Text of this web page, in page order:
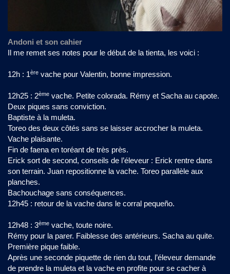
Andoni et son cahier
Il me remet ses notes pour le début de la tienta, les voici :
12h : 1ère vache pour Valentin, bonne impression.
12h25 : 2ème vache. Petite colorada. Rémy et Sacha au capote.
Deux piques sans conviction.
Baptiste à la muleta.
Toreo des deux côtés sans se laisser accrocher la muleta.
Vache plaisante.
Fin de faena en toréant de très près.
Erick sort de second, conseils de l’éleveur : Erick rentre dans
son terrain. Juan repositionne la vache. Toreo parallèle aux
planches.
Bachouchage sans conséquences.
12h45 : retour de la vache dans le corral pequeño.
12h48 : 3ème vache, toute noire.
Rémy pour la parer. Faiblesse des antérieurs. Sacha au quite.
Première pique faible.
Après une seconde piquette de rien du tout, l’éleveur demande
de prendre la muleta et la vache en profite pour se cacher à